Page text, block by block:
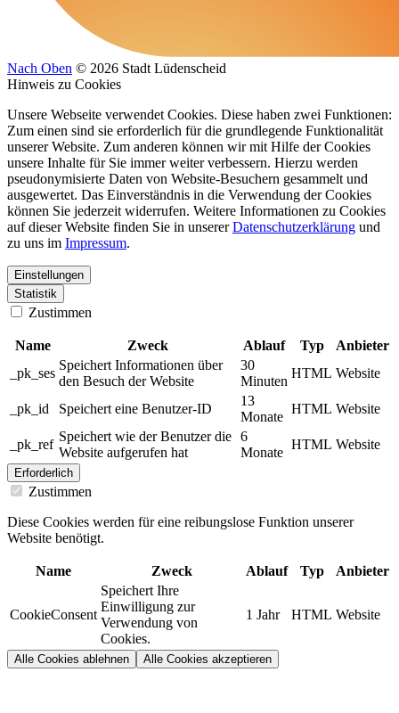
Nach Oben © 2026 Stadt Lüdenscheid
Hinweis zu Cookies
Unsere Webseite verwendet Cookies. Diese haben zwei Funktionen:
Zum einen sind sie erforderlich für die grundlegende Funktionalität
unserer Website. Zum anderen können wir mit Hilfe der Cookies
unsere Inhalte für Sie immer weiter verbessern. Hierzu werden
pseudonymisierte Daten von Website-Besuchern gesammelt und
ausgewertet. Das Einverständnis in die Verwendung der Cookies
können Sie jederzeit widerrufen. Weitere Informationen zu Cookies
auf dieser Website finden Sie in unsererDatenschutzerklärung und
zu uns im Impressum.
Einstellungen
Statistik
Zustimmen
Name Zweck Ablauf Typ
Anbieter
_pk_ses
Speichert Informationen über
den Besuch der Website
30
Minuten
HTML Website
_pk_id Speichert eine Benutzer-ID
13
Monate
HTML Website
_pk_ref
Speichert wie der Benutzer die
Website aufgerufen hat
6
Monate
HTML Website
Erforderlich
Zustimmen
Diese Cookies werden für eine reibungslose Funktion unserer
Website benötigt.
Name Zweck Ablauf Typ Anbieter
CookieConsent
Speichert Ihre
Einwilligung zur
Verwendung von
Cookies.
1 Jahr HTML Website
Alle Cookies ablehnen Alle Cookies akzeptieren